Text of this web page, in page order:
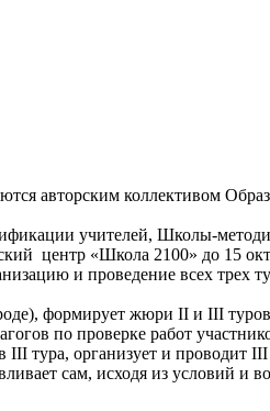
авторским коллективом
учителей, Школы-
центр «Школа 2100» до 15
и проведение всех трех
формирует жюри II и III
по проверке работ
тура, организует и проводит III
сам, исходя из условий и